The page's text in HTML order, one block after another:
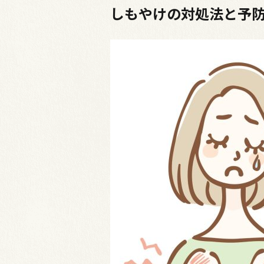
しもやけの対処法と予